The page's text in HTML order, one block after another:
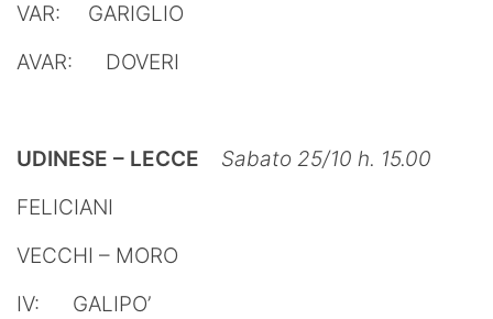
VAR: GARIGLIO
AVAR: DOVERI
UDINESE – LECCE Sabato 25/10 h. 15.00
FELICIANI
VECCHI – MORO
IV: GALIPO’